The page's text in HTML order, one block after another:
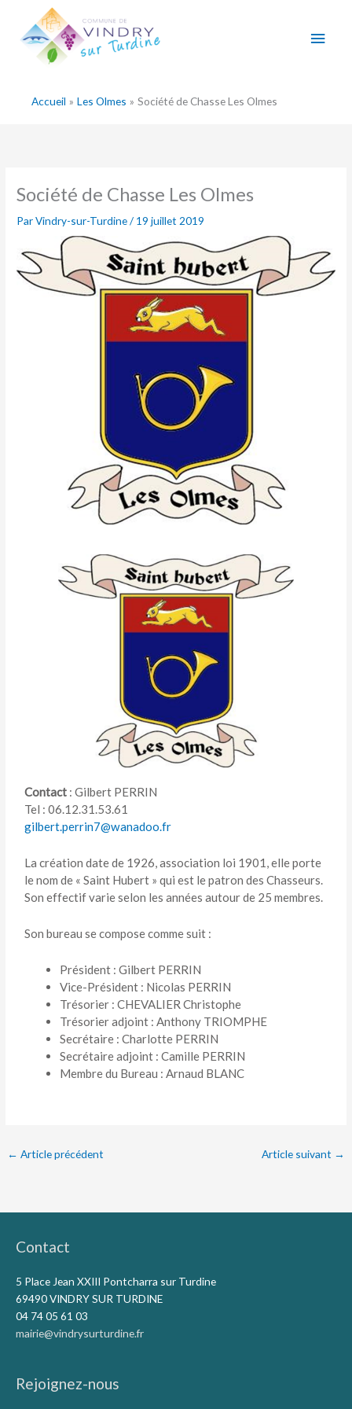
contenu
Accueil Les Olmes Société de Chasse Les Olmes
Société de Chasse Les Olmes
ParVindry-sur-Turdine/ 19 juillet 2019
Contact : Gilbert PERRIN
Tel : 06.12.31.53.61
gilbert.perrin7@wanadoo.fr
La création date de 1926, association loi 1901, elle porte
le nom de « Saint Hubert » qui est le patron des Chasseurs.
Son effectif varie selon les années autour de 25 membres.
Son bureau se compose comme suit :
Président : Gilbert PERRIN
Vice-Président : Nicolas PERRIN
Trésorier : CHEVALIER Christophe
Trésorier adjoint : Anthony TRIOMPHE
Secrétaire : Charlotte PERRIN
Secrétaire adjoint : Camille PERRIN
Membre du Bureau : Arnaud BLANC
← Article précédent Article suivant →
Contact
5 Place Jean XXIII Pontcharra sur Turdine
69490 VINDRY SUR TURDINE
04 74 05 61 03
mairie@vindrysurturdine.fr
Rejoignez-nous